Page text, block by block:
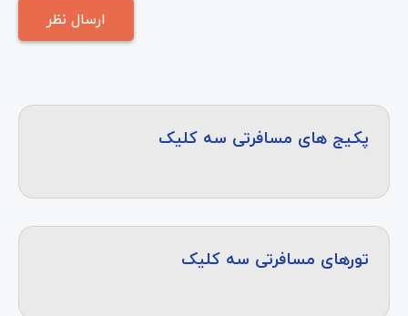
پکیج های مسافرتی سه کلیک
تورهای مسافرتی سه کلیک